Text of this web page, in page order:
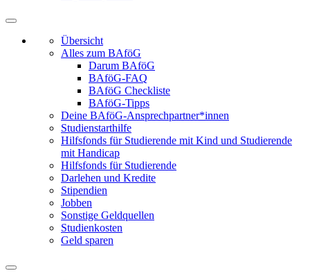
Übersicht
Alles zum BAföG
Darum BAföG
BAföG-FAQ
BAföG Checkliste
BAföG-Tipps
Deine BAföG-Ansprechpartner*innen
Studienstarthilfe
Hilfsfonds für Studierende mit Kind und Studierende
mit Handicap
Hilfsfonds für Studierende
Darlehen und Kredite
Stipendien
Jobben
Sonstige Geldquellen
Studienkosten
Geld sparen